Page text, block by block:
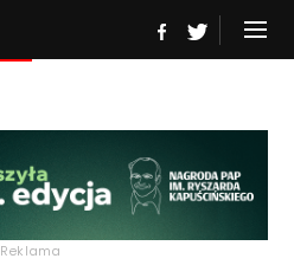
Reklama